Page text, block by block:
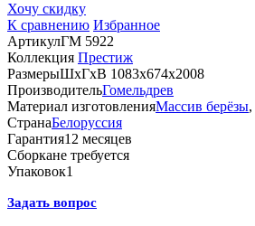
Хочу скидку
К сравнению Избранное
АртикулГМ 5922
Коллекция Престиж
РазмерыШхГхВ 1083х674х2008
ПроизводительГомельдрев
Материал изготовленияМассив берёзы,
СтранаБелоруссия
Гарантия12 месяцев
Сборкане требуется
Упаковок1
Задать вопрос